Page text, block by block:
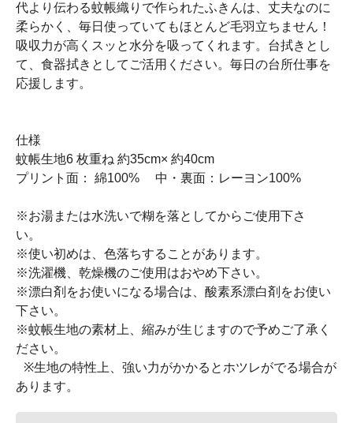
代より伝わる蚊帳織りで作られたふきんは、丈夫なのに
柔らかく、毎日使っていてもほとんど毛羽立ちません！
吸収力が高くスッと水分を吸ってくれます。台拭きとし
て、食器拭きとしてご活用ください。毎日の台所仕事を
応援します。
仕様
蚊帳生地6 枚重ね 約35cm× 約40cm
プリント面： 綿100% 中・裏面：レーヨン100%
※お湯または水洗いで糊を落としてからご使用下さ
い。
※使い初めは、色落ちすることがあります。
※洗濯機、乾燥機のご使用はおやめ下さい。
※漂白剤をお使いになる場合は、酸素系漂白剤をお使い
下さい。
※蚊帳生地の素材上、縮みが生じますので予めご了承く
ださい。
※生地の特性上、強い力がかかるとホツレがでる場合が
あります。